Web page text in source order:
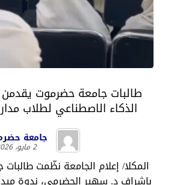
طالبات جامعة حضرموت يقدمن
الذكاء الاصطناعي لطلاب
جامعة
2 مايو، 2026
المكلا/ إعلام الجامعة نظّمت
بإشراف د. سهير الحضرمي، ندوة